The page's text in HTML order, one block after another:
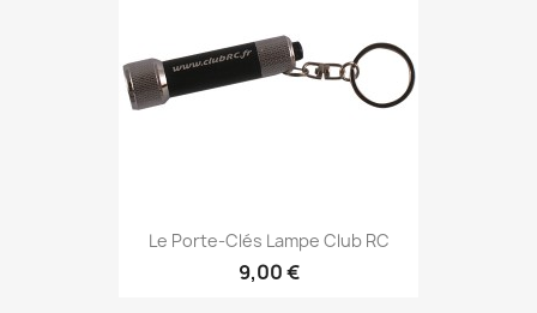
Le Porte-Clés Lampe Club RC
9,00 €